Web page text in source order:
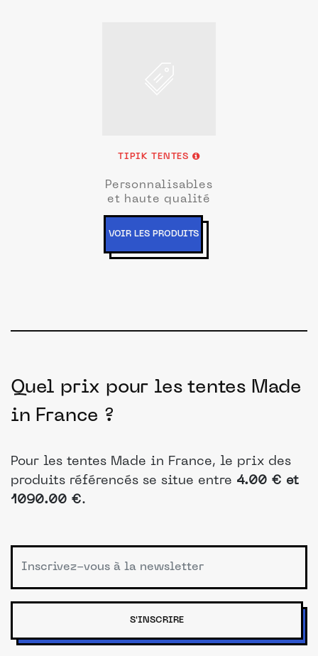
TIPIK TENTES
Personnalisables
et haute qualité
VOIR LES PRODUITS
Quel prix pour les tentes Made
in France ?
Pour les tentes Made in France, le prix des
produits référencés se situe entre 4.00 € et
1090.00 €.
S'INSCRIRE